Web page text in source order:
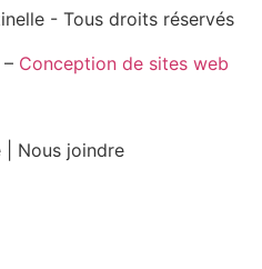
- Tous droits réservés
Conception de sites web
Nous joindre